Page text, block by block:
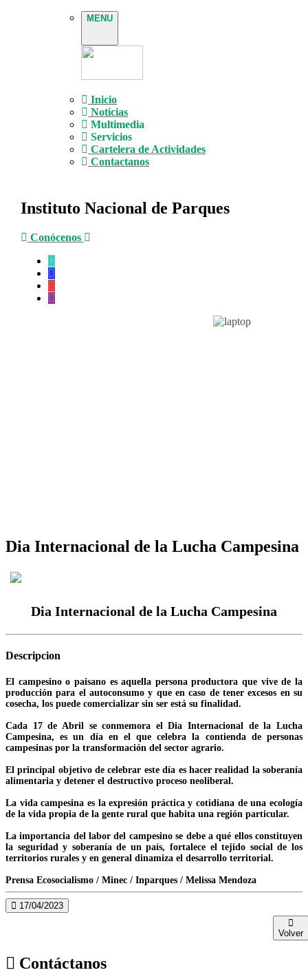
MENU
Inicio
Noticias
Multimedia
Servicios
Cartelera de Actividades
Contactanos
Instituto Nacional de Parques
Conócenos
Dia Internacional de la Lucha Campesina
Dia Internacional de la Lucha Campesina
Descripcion
El campesino o paisano es aquella persona productora que vive de la
producción para el autoconsumo y que en caso de tener excesos en su
cosecha, los puede comercializar sin ser está su finalidad.
Cada 17 de Abril se conmemora el Dia Internacional de la Lucha
Campesina, es un día en el que celebra la contienda de personas
campesinas por la transformación del sector agrario.
El principal objetivo de celebrar este día es hacer realidad la soberanía
alimentaria y detener el destructivo proceso neoliberal.
La vida campesina es la expresión práctica y cotidiana de una ecología
de la vida propia de la gente rural que habita una región particular.
La importancia del labor del campesino se debe a qué ellos constituyen
la seguridad y soberanía de un país, fortalece el tejido social de los
territorios rurales y en general dinamiza el desarrollo territorial.
Prensa Ecosocialismo / Minec / Inparques / Melissa Mendoza
17/04/2023
Volver
Contáctanos